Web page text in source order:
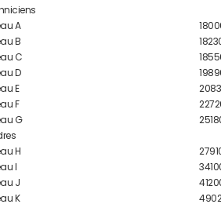
A
B
C
D
E
F
G
H
I
J
K